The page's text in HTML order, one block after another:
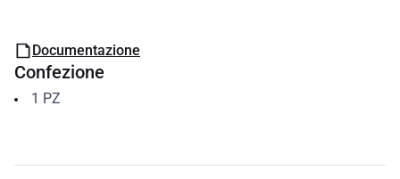
Documentazione
Confezione
1 PZ